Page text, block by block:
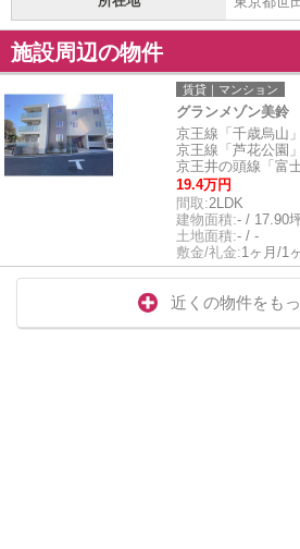
施設周辺の物件
賃貸｜マンション
グランメゾン美鈴
京王線「千歳烏山
京王線「芦花公園
京王井の頭線「富
19.4万円
間取:2LDK
建物面積:- / 17.90
土地面積:- / -
敷金/礼金:1ヶ月/1
近くの物件をも